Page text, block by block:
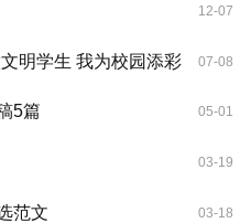
12-07
明学生 我为校园添彩 07-08
5篇 05-01
03-19
范文 03-18